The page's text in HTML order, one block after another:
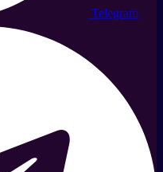
Telegram